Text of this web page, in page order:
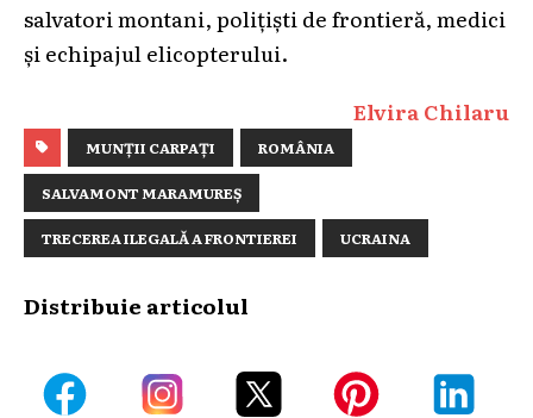
salvatori montani, polițiști de frontieră, medici
și echipajul elicopterului.
Elvira Chilaru
MUNȚII CARPAȚI ROMÂNIA
SALVAMONT MARAMUREȘ
TRECEREA ILEGALĂ A FRONTIEREI UCRAINA
Distribuie articolul